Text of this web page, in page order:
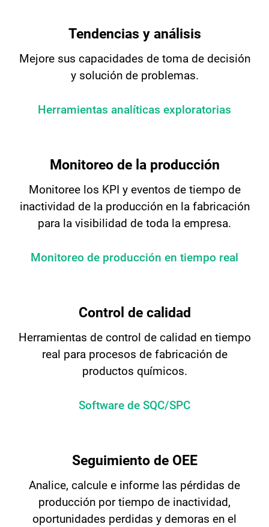
Tendencias y análisis
Mejore sus capacidades de toma de decisión
y solución de problemas.
Herramientas analíticas exploratorias
Monitoreo de la producción
Monitoree los KPI y eventos de tiempo de
inactividad de la producción en la fabricación
para la visibilidad de toda la empresa.
Monitoreo de producción en tiempo real
Control de calidad
Herramientas de control de calidad en tiempo
real para procesos de fabricación de
productos químicos.
Software de SQC/SPC
Seguimiento de OEE
Analice, calcule e informe las pérdidas de
producción por tiempo de inactividad,
oportunidades perdidas y demoras en el